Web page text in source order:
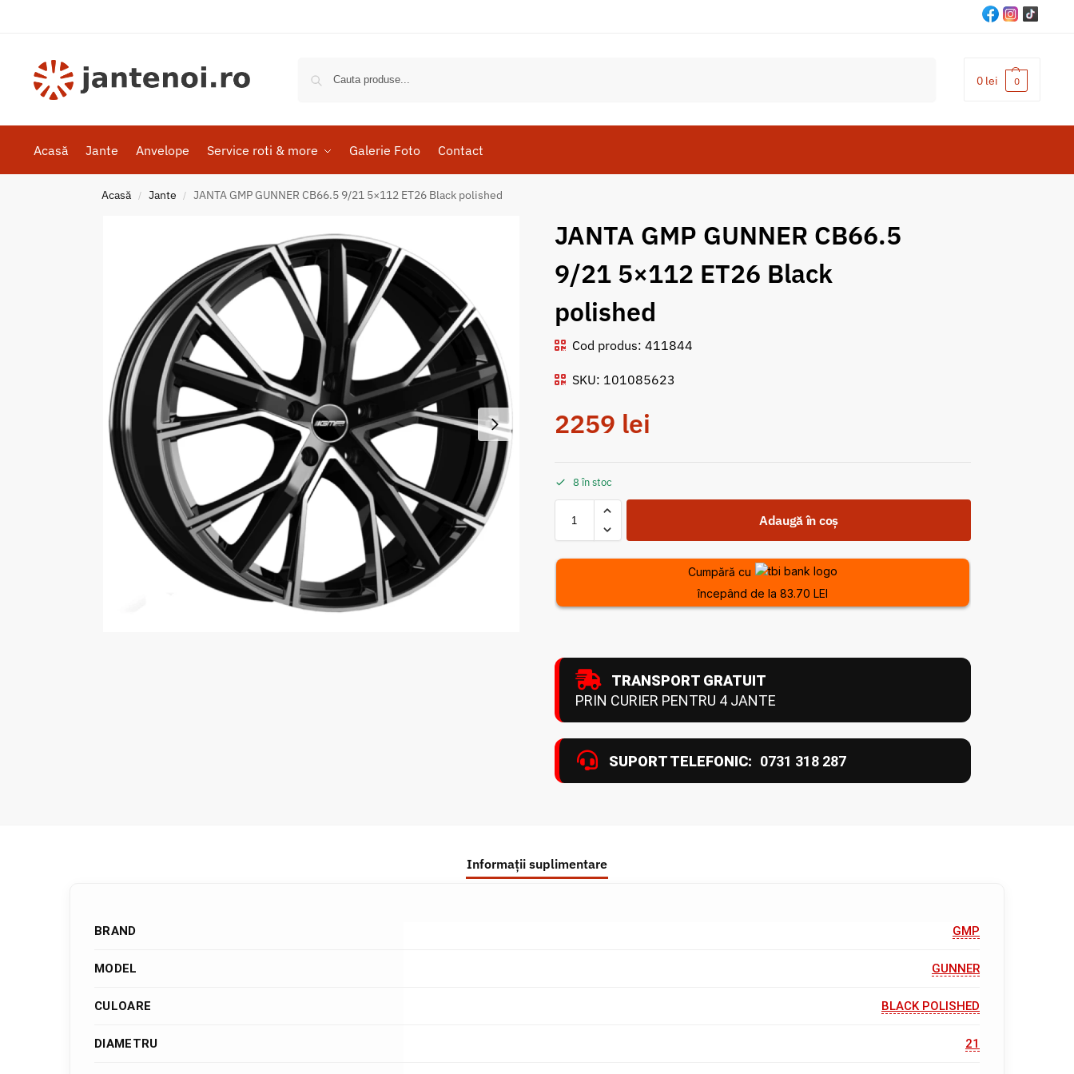
0 lei 0
Acasă Jante Anvelope Service roti & more Galerie Foto Contact
Acasă / Jante / JANTA GMP GUNNER CB66.5 9/21 5×112 ET26 Black polished
JANTA GMP GUNNER CB66.5
9/21 5×112 ET26 Black
polished
Cod produs: 411844
SKU: 101085623
2259 lei
8 în stoc
Adaugă în coș
Cumpără cu
începând de la 83.70 LEI
TRANSPORT GRATUIT
PRIN CURIER PENTRU 4 JANTE
SUPORT TELEFONIC: 0731 318 287
Informații suplimentare
BRAND GMP
MODEL GUNNER
CULOARE BLACK POLISHED
DIAMETRU 21